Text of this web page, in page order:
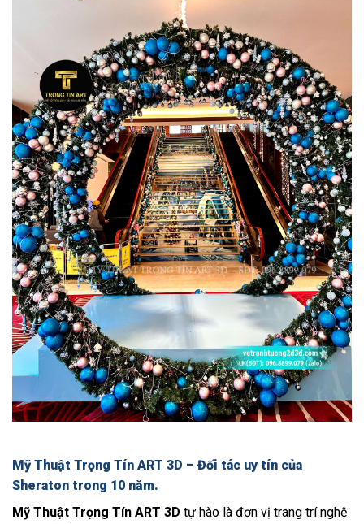
Mỹ Thuật Trọng Tín ART 3D – Đối tác uy tín của
Sheraton trong 10 năm.
Mỹ Thuật Trọng Tín ART 3D tự hào là đơn vị trang trí nghệ